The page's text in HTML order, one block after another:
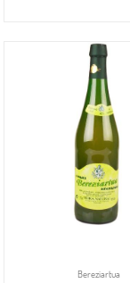
Bereziartua